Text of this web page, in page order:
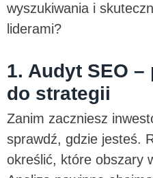
wyszukiwania i
liderami?
1. Audyt SEO
do strategii
Zanim zaczniesz
sprawdź, gdzie jesteś.
określić, które obszary